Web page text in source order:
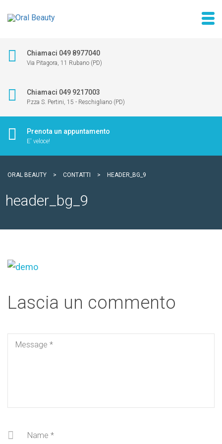
Chiamaci 049 8977040
Via Pitagora, 11 Rubano (PD)
Chiamaci 049 9217003
P.zza S. Pertini, 15 - Reschigliano (PD)
Prenota un appuntamento
E' veloce!
ORAL BEAUTY > CONTATTI > HEADER_BG_9
header_bg_9
Lascia un commento